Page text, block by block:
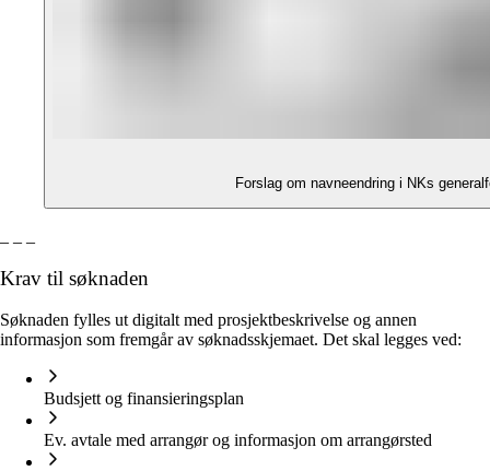
Forslag om navneendring i NKs
Krav til søknaden
Søknaden fylles ut digitalt med prosjektbeskrivelse og annen
informasjon som fremgår av søknadsskjemaet. Det skal legges ved:
Budsjett og finansieringsplan
Ev. avtale med arrangør og informasjon om arrangørsted